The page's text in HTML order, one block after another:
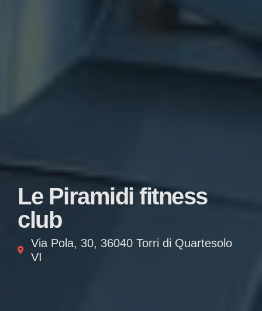
Le Piramidi fitness
club
Via Pola, 30, 36040 Torri di Quartesolo
VI